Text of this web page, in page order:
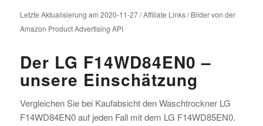
Letzte Aktualisierung am 2020-11-27 / Affiliate Links / Bilder von der
Amazon Product Advertising API
Der LG F14WD84EN0 –
unsere Einschätzung
Vergleichen Sie bei Kaufabsicht den Waschtrockner LG
F14WD84EN0 auf jeden Fall mit dem LG F14WD85EN0.